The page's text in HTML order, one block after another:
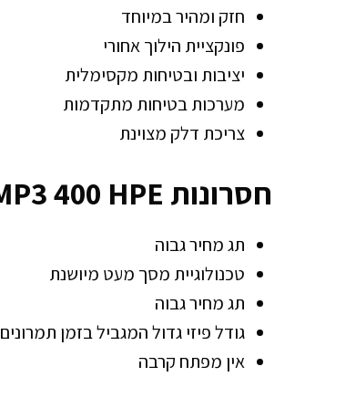
חזק ומהיר במיוחד
פונקציית הילוך אחורי
יציבות ובטיחות מקסימלית
מערכות בטיחות מתקדמות
צריכת דלק מצוינת
חסרונות MP3 400 HPE
תג מחיר גבוה
טכנולוגיית מסך מעט מיושנת
תג מחיר גבוה
גודל פיזי גדול המגביל בזמן תמרונים
אין מפתח קרבה